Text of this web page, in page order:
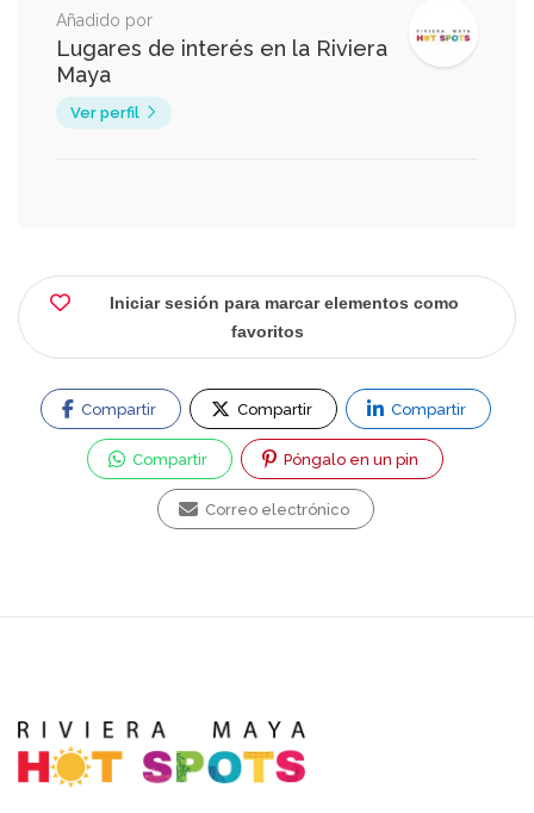
Añadido por
Lugares de interés en la Riviera
Maya
Ver perfil
Iniciar sesión para marcar elementos como
favoritos
Compartir Compartir Compartir
Compartir Póngalo en un pin
Correo electrónico